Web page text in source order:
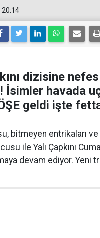
20:14
dizisine
İsimler havada
geldi işte
bitmeyen entrikaları
ile Yalı Çapkını
devam ediyor. Yeni